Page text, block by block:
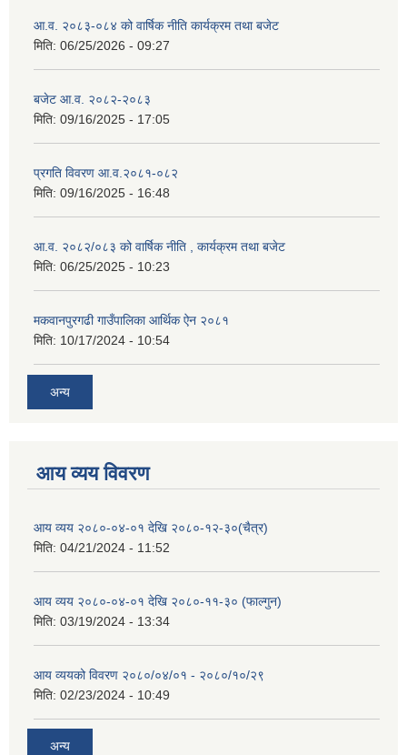
आ.व. २०८३-०८४ को वार्षिक नीति कार्यक्रम तथा बजेट
मिति: 06/25/2026 - 09:27
बजेट आ.व. २०८२-२०८३
मिति: 09/16/2025 - 17:05
प्रगति विवरण आ.व.२०८१-०८२
मिति: 09/16/2025 - 16:48
आ.व. २०८२/०८३ को वार्षिक नीति , कार्यक्रम तथा बजेट
मिति: 06/25/2025 - 10:23
मकवानपुरगढी गाउँपालिका आर्थिक ‌‌‌ऐन २०८१
मिति: 10/17/2024 - 10:54
अन्य
आय व्यय विवरण
आय व्यय २०८०-०४-०१ देखि २०८०-१२-३०(चैत्र)
मिति: 04/21/2024 - 11:52
आय व्यय २०८०-०४-०१ देखि २०८०-११-३० (फाल्गुन)
मिति: 03/19/2024 - 13:34
आय व्ययको विवरण २०८०/०४/०१ - २०८०/१०/२९
मिति: 02/23/2024 - 10:49
अन्य